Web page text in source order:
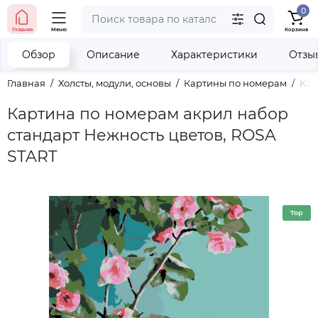
тел. (098) 673-42-06
наши контакты
Главная Меню
0
Корзина
Главная Холсты, модули, основы Картины по номерам
Картина по номерам акрил набор
стандарт Нежность цветов, ROSA
START
Обзор Описание Характеристики
Top